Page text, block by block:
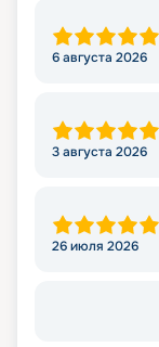
6 августа 2026
3 августа 2026
26 июля 2026